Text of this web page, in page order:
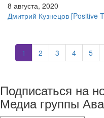
8 августа, 2020
Дмитрий Кузнецов [Positive
1 2 3 4 5
Подписаться на
Медиа группы